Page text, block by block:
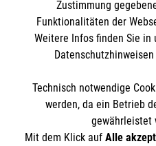
Cookies verwalten|AGB|
Barrierefreiheit |
Zustimmung
Funktionalitäten der
Weitere Infos finden Sie in
Technisch notwendige
werden, da ein Betrieb
gewährleistet
Mit dem Klick auf Alle